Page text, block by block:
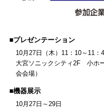
■プレゼンテーション
10月27日（木）11：10～11：
大宮ソニックシティ2F 小ホ
会会場）
■機器展示
10月27日～29日